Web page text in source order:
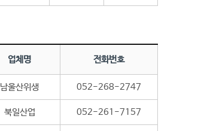
업체명 전화번호
남울산위생 052-268-2747
북일산업 052-261-7157